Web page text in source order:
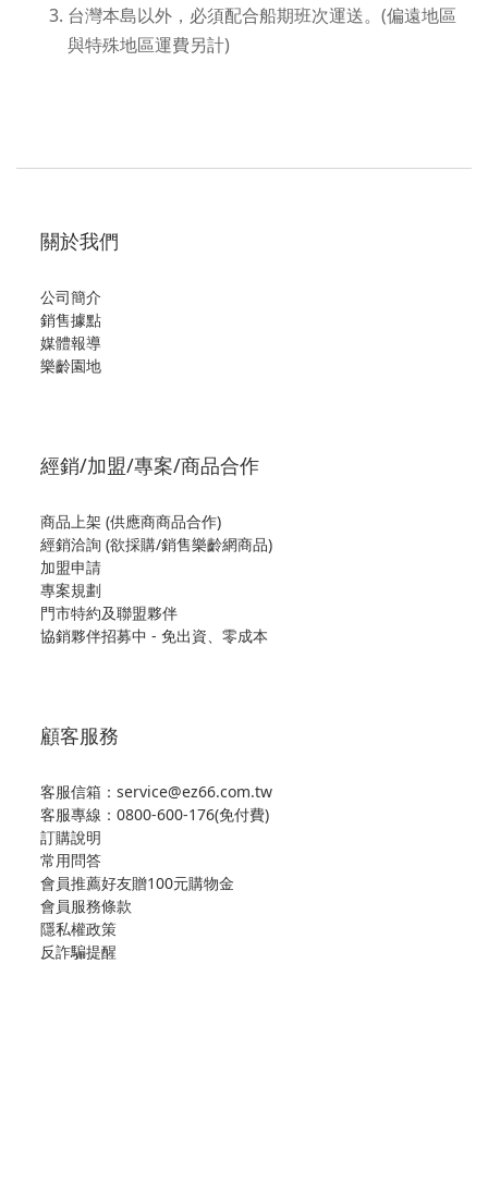
台灣本島以外，必須配合船期班次運送。(偏遠地區
與特殊地區運費另計)
關於我們
公司簡介
銷售據點
媒體報導
樂齡園地
經銷/加盟/專案/商品合作
商品上架 (供應商商品合作)
經銷洽詢 (欲採購/銷售樂齡網商品)
加盟申請
專案規劃
門市特約及聯盟夥伴
協銷夥伴招募中 - 免出資、零成本
顧客服務
客服信箱：service@ez66.com.tw
客服專線： 0800-600-176(免付費)
訂購說明
常用問答
會員推薦好友贈100元購物金
會員服務條款
隱私權政策
反詐騙提醒